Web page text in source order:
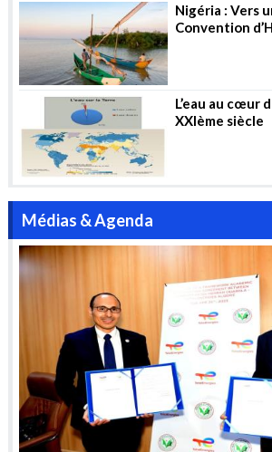
Nigéria : Vers
Convention
L’eau au cœur
XXIème siècle
Médias & Agenda